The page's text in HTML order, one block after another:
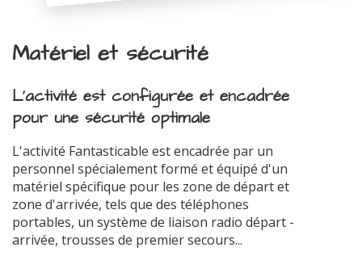
Matériel et sécurité
L'activité est configurée et encadrée
pour une sécurité optimale
L'activité Fantasticable est encadrée par un
personnel spécialement formé et équipé d'un
matériel spécifique pour les zone de départ et
zone d'arrivée, tels que des téléphones
portables, un système de liaison radio départ -
arrivée, trousses de premier secours...